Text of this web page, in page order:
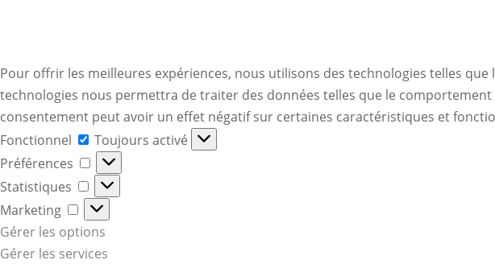
Pour offrir les meilleures expériences, nous utilisons des technologies telles
technologies nous permettra de traiter des données telles que le
consentement peut avoir un effet négatif sur certaines caractéristiques et
Fonctionnel
Fonctionnel
Toujours activé
Préférences
Préférences
Statistiques
Statistiques
Marketing
Marketing
Gérer les options
Gérer les services